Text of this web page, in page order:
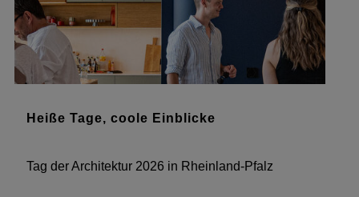
Heiße Tage, coole Einblicke
Tag der Architektur 2026 in Rheinland-Pfalz